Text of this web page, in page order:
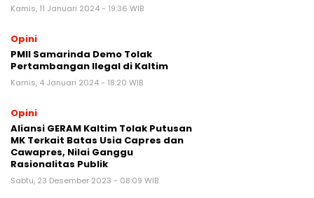
Kamis, 11 Januari 2024 - 19:36 WIB
Opini
PMII Samarinda Demo Tolak
Pertambangan Ilegal di Kaltim
Kamis, 4 Januari 2024 - 18:20 WIB
Opini
Aliansi GERAM Kaltim Tolak Putusan
MK Terkait Batas Usia Capres dan
Cawapres, Nilai Ganggu
Rasionalitas Publik
Sabtu, 23 Desember 2023 - 08:09 WIB